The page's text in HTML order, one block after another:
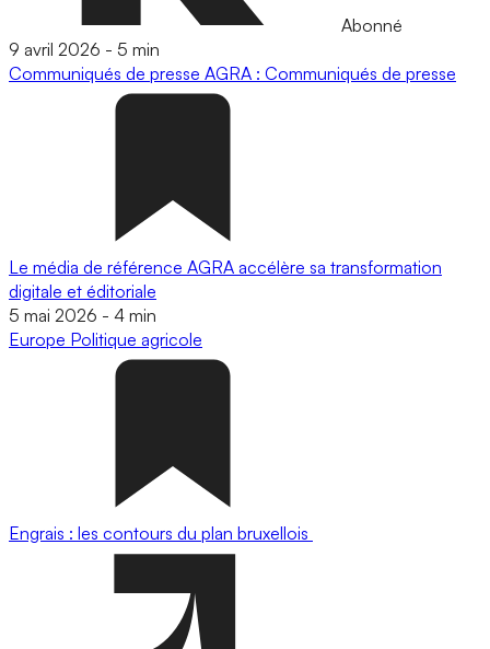
Abonné
9 avril 2026 - 5 min
Communiqués de presse AGRA : Communiqués de presse
Le média de référence AGRA accélère sa transformation
digitale et éditoriale
5 mai 2026 - 4 min
Europe Politique agricole
Engrais : les contours du plan bruxellois